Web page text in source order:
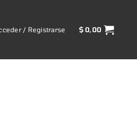
/ Registrarse $0,00